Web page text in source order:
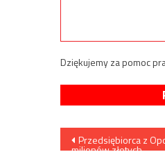
Dziękujemy za pomoc
Nawigacja
Przedsiębiorca z